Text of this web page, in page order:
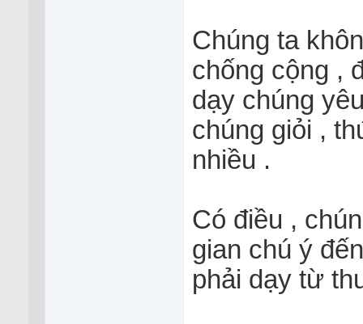
Chúng ta
chống cộng ,
dạy chúng
chúng giỏi ,
nhiều .
Có điều ,
gian chú ý
phải dạy từ